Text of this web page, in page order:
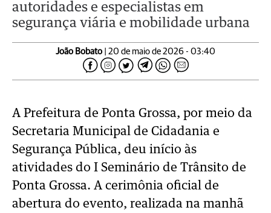
autoridades e especialistas em
segurança viária e mobilidade urbana
João Bobato | 20 de maio de 2026 - 03:40
A Prefeitura de Ponta Grossa, por meio da
Secretaria Municipal de Cidadania e
Segurança Pública, deu início às
atividades do I Seminário de Trânsito de
Ponta Grossa. A cerimônia oficial de
abertura do evento, realizada na manhã